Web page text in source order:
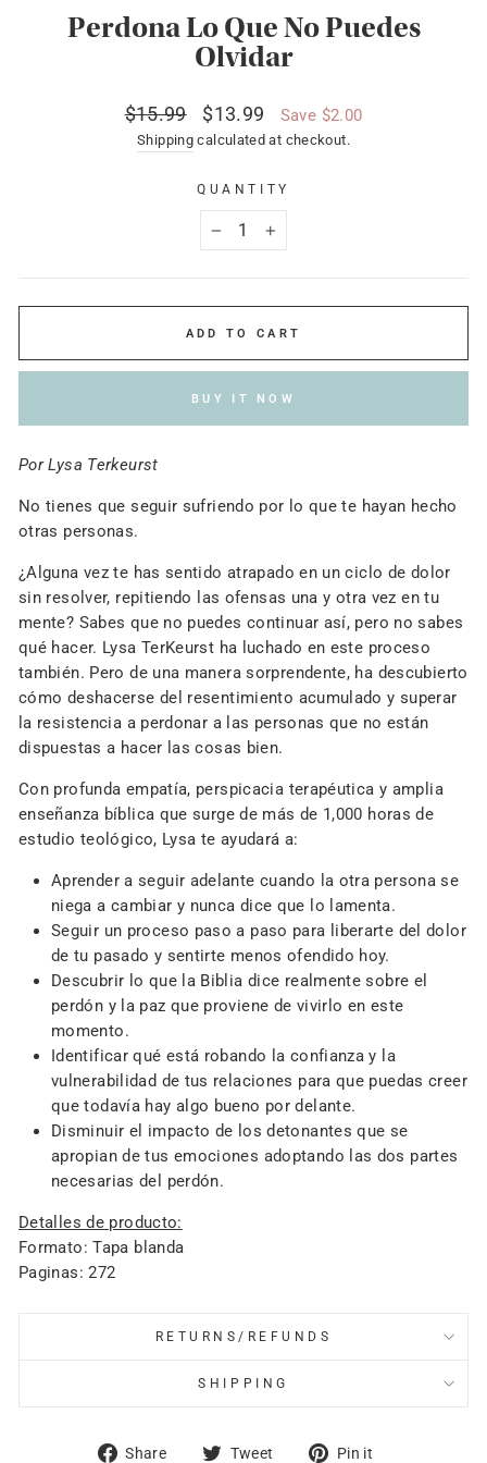
Perdona Lo Que No Puedes
Olvidar
Regular
price
$15.99
Sale
price
$13.99 Save $2.00
Shipping calculated at checkout.
QUANTITY
+
ADD TO CART
BUY IT NOW
Por Lysa Terkeurst
No tienes que seguir sufriendo por lo que te hayan hecho
otras personas.
¿Alguna vez te has sentido atrapado en un ciclo de dolor
sin resolver, repitiendo las ofensas una y otra vez en tu
mente? Sabes que no puedes continuar así, pero no sabes
qué hacer. Lysa TerKeurst ha luchado en este proceso
también. Pero de una manera sorprendente, ha descubierto
cómo deshacerse del resentimiento acumulado y superar
la resistencia a perdonar a las personas que no están
dispuestas a hacer las cosas bien.
Con profunda empatía, perspicacia terapéutica y amplia
enseñanza bíblica que surge de más de 1,000 horas de
estudio teológico, Lysa te ayudará a:
Aprender a seguir adelante cuando la otra persona se
niega a cambiar y nunca dice que lo lamenta.
Seguir un proceso paso a paso para liberarte del dolor
de tu pasado y sentirte menos ofendido hoy.
Descubrir lo que la Biblia dice realmente sobre el
perdón y la paz que proviene de vivirlo en este
momento.
Identificar qué está robando la confianza y la
vulnerabilidad de tus relaciones para que puedas creer
que todavía hay algo bueno por delante.
Disminuir el impacto de los detonantes que se
apropian de tus emociones adoptando las dos partes
necesarias del perdón.
Detalles de producto:
Formato: Tapa blanda
Paginas: 272
RETURNS/REFUNDS
SHIPPING
Share
Share Tweet
Tweet Pin it